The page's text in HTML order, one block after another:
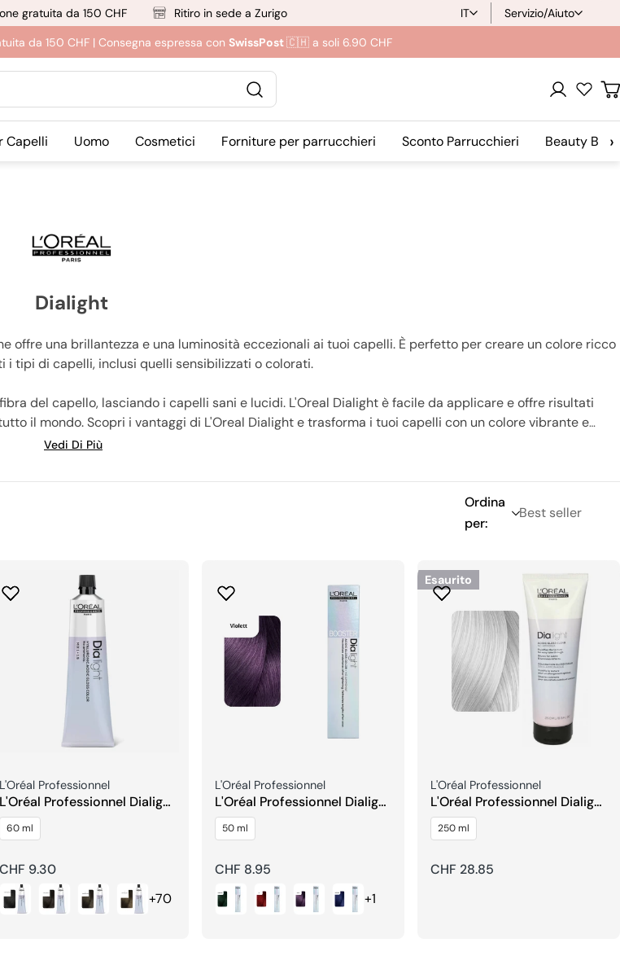
gratuita da 150 CHF Ritiro in sede a Zurigo
L
i
g
IT
Servizio/Aiuto
da 150 CHF | Consegna espressa con SwissPost🇨🇭 a soli 6.90 CHF
Login
Capelli Uomo Cosmetici Forniture per parrucchieri Sconto Parrucchieri Beauty Blog›
Dialight
offre una brillantezza e una luminosità eccezionali ai tuoi capelli. È perfetto per creare un colore ricco
i tipi di capelli, inclusi quelli sensibilizzati o colorati.
del capello, lasciando i capelli sani e lucidi. L'Oreal Dialight è facile da applicare e offre risultati
il mondo. Scopri i vantaggi di L'Oreal Dialight e trasforma i tuoi capelli con un colore vibrante e
bellissimo.
Vedi Di Più
Ordina
per:
Venditore:
L'Oréal Professionnel
L'Oréal Professionnel Dialight
Tinta per Capelli
60 ml
Prezzo
regolare
CHF 9.30
+70
Venditore:
L'Oréal Professionnel
L'Oréal Professionnel Dialight
Booster
50 ml
Prezzo
regolare
CHF 8.95
+1
Esaurito
Venditore:
L'Oréal Professionnel
L'Oréal Professionnel Dialight
clear
250 ml
Prezzo
CHF 28.85